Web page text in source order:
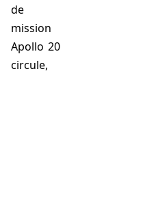
de
mission
Apollo 20
circule,